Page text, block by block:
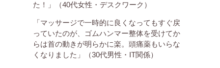
た！」（40代女性・デスクワーク）
「マッサージで一時的に良くなってもすぐ戻
っていたのが、ゴムハンマー整体を受けてか
らは首の動きが明らかに楽。頭痛薬もいらな
くなりました」（30代男性・IT関係）